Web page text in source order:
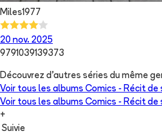
Miles1977
20 nov. 2025
9791039139373
Découvrez d'autres séries du même
Voir tous les albums Comics - Récit de
Voir tous les albums Comics - Récit de
+
Suivie